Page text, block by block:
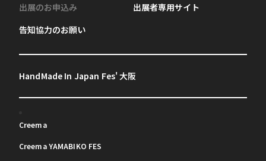
出展のお申込み
告知協力のお願い
出展者専用サイト
HandMade In Japan Fes' 大阪
Creema
Creema YAMABIKO FES